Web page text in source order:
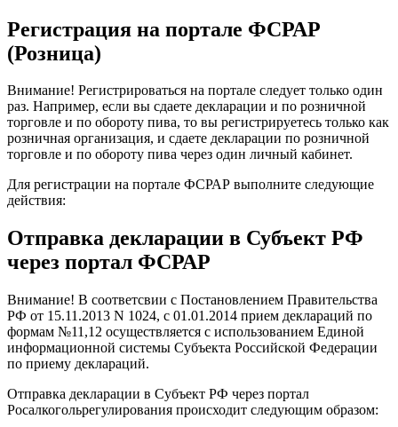
Регистрация на портале ФСРАР
(Розница)
Внимание! Регистрироваться на портале следует только один
раз. Например, если вы сдаете декларации и по розничной
торговле и по обороту пива, то вы регистрируетесь только как
розничная организация, и сдаете декларации по розничной
торговле и по обороту пива через один личный кабинет.
Для регистрации на портале ФСРАР выполните следующие
действия:
Отправка декларации в Субъект РФ
через портал ФСРАР
Внимание! В соответсвии с Постановлением Правительства
РФ от 15.11.2013 N 1024, с 01.01.2014 прием деклараций по
формам №11,12 осуществляется с использованием Единой
информационной системы Cубъекта Российской Федерации
по приему деклараций.
Отправка декларации в Субъект РФ через портал
Росалкогольрегулирования происходит следующим образом: